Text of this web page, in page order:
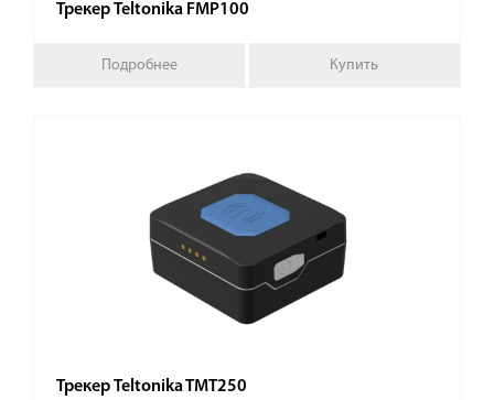
Трекер Teltonika FMP100
Подробнее Купить
Трекер Teltonika TMT250